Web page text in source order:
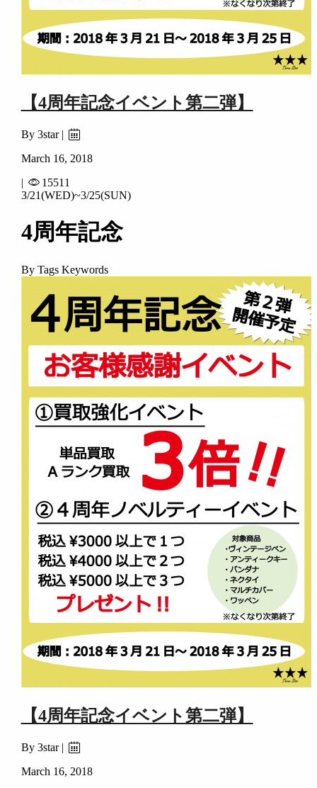
【4周年記念イベント第二弾】
By 3star |
March 16, 2018
|
15511
3/21(WED)~3/25(SUN)
4周年記念
By Tags Keywords
【4周年記念イベント第二弾】
By 3star |
March 16, 2018